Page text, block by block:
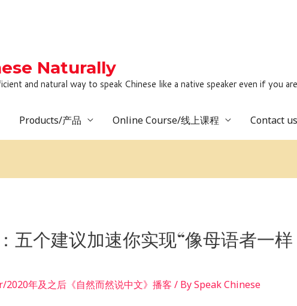
Naturally
and natural way to speak Chinese like a native speaker even if you
Products/产品 Online Course/线上课程 Contact
五个建议加速你实现“像母语者一样
年及之后《自然而然说中文》播客 / BySpeak Chinese